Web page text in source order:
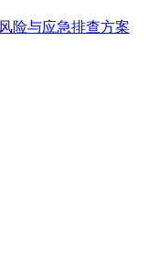
险与应急排查方案